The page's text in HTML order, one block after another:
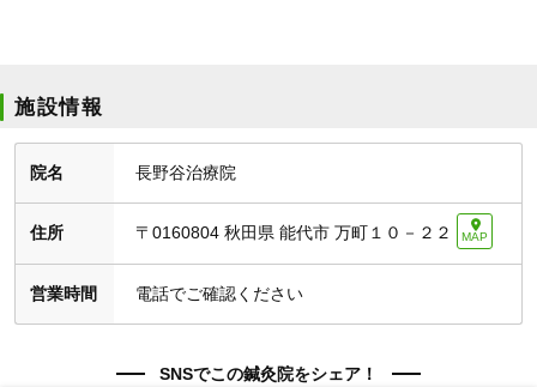
施設情報
院名 長野谷治療院
住所 〒0160804 秋田県 能代市 万町１０－２２ MAP
営業時間 電話でご確認ください
SNSでこの鍼灸院をシェア！